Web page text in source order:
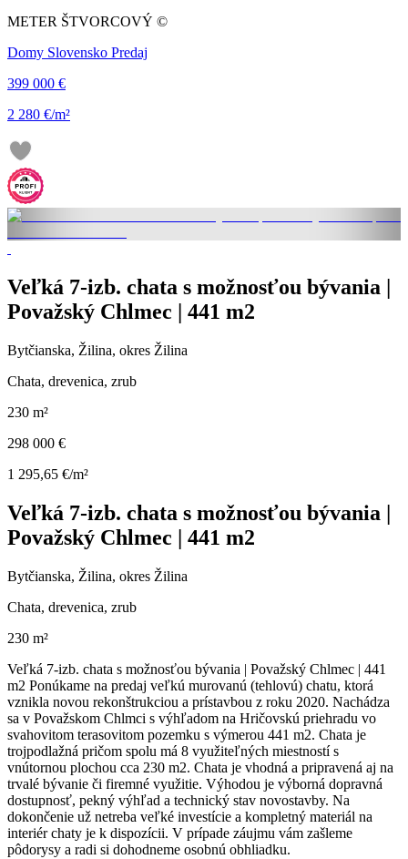
METER ŠTVORCOVÝ ©
Domy Slovensko Predaj
399 000 €
2 280 €/m²
Veľká 7-izb. chata s možnosťou bývania |
Považský Chlmec | 441 m2
Bytčianska, Žilina, okres Žilina
Chata, drevenica, zrub
230 m²
298 000 €
1 295,65 €/m²
Veľká 7-izb. chata s možnosťou bývania |
Považský Chlmec | 441 m2
Bytčianska, Žilina, okres Žilina
Chata, drevenica, zrub
230 m²
Veľká 7-izb. chata s možnosťou bývania | Považský Chlmec | 441
m2 Ponúkame na predaj veľkú murovanú (tehlovú) chatu, ktorá
vznikla novou rekonštrukciou a prístavbou z roku 2020. Nachádza
sa v Považskom Chlmci s výhľadom na Hričovskú priehradu vo
svahovitom terasovitom pozemku s výmerou 441 m2. Chata je
trojpodlažná pričom spolu má 8 využiteľných miestností s
vnútornou plochou cca 230 m2. Chata je vhodná a pripravená aj na
trvalé bývanie či firemné využitie. Výhodou je výborná dopravná
dostupnosť, pekný výhľad a technický stav novostavby. Na
dokončenie už netreba veľké investície a kompletný materiál na
interiér chaty je k dispozícii. V prípade záujmu vám zašleme
pôdorysy a radi si dohodneme osobnú obhliadku.